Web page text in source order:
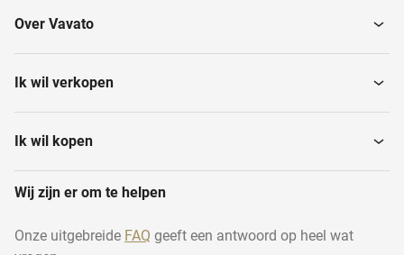
Over Vavato
Ik wil verkopen
Ik wil kopen
Wij zijn er om te helpen
Onze uitgebreide FAQ geeft een antwoord op heel wat